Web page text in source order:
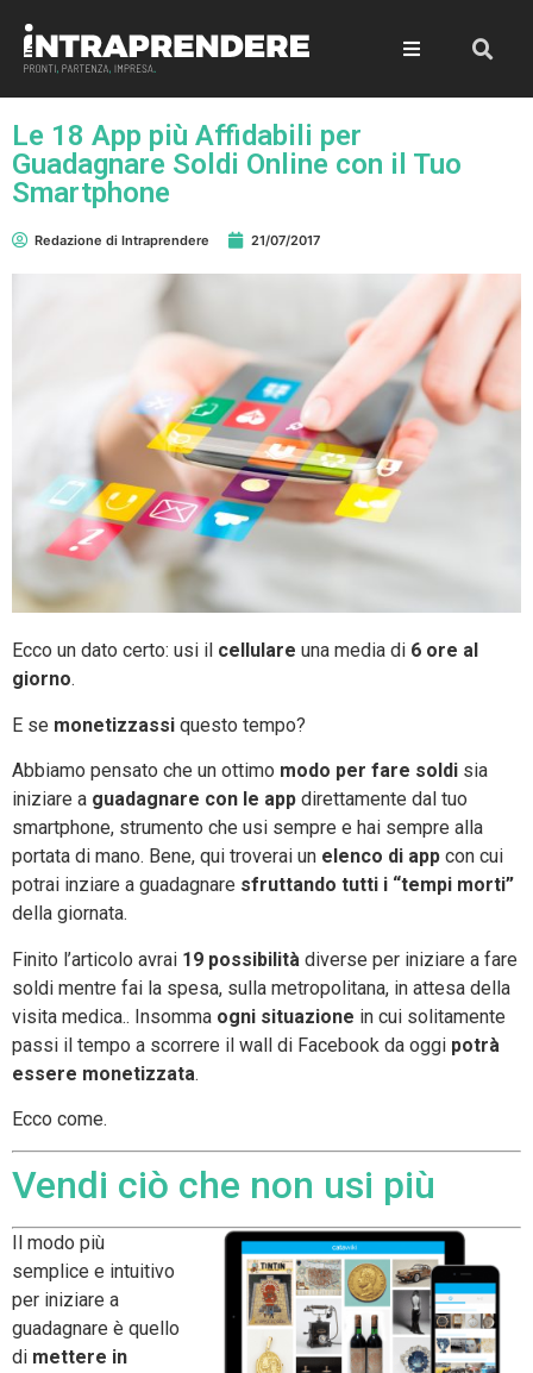
Le 18 App più Affidabili per
Guadagnare Soldi Online con il Tuo
Smartphone
Redazione di Intraprendere 21/07/2017
Ecco un dato certo: usi il cellulare una media di 6 ore al
giorno.
E se monetizzassi questo tempo?
Abbiamo pensato che un ottimo modo per fare soldi sia
iniziare a guadagnare con le app direttamente dal tuo
smartphone, strumento che usi sempre e hai sempre alla
portata di mano. Bene, qui troverai un elenco di app con cui
potrai inziare a guadagnare sfruttando tutti i “tempi morti”
della giornata.
Finito l’articolo avrai 19 possibilità diverse per iniziare a fare
soldi mentre fai la spesa, sulla metropolitana, in attesa della
visita medica.. Insomma ogni situazione in cui solitamente
passi il tempo a scorrere il wall di Facebook da oggi potrà
essere monetizzata.
Ecco come.
Vendi ciò che non usi più
Il modo più
semplice e intuitivo
per iniziare a
guadagnare è quello
di mettere in